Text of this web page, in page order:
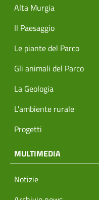
Alta Murgia
Il Paesaggio
Le piante del Parco
Gli animali del Parco
La Geologia
L'ambiente rurale
Progetti
MULTIMEDIA
Notizie